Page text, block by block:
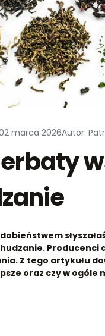
marca 2026Autor:
Z tego artykułu
oraz czy w ogóle